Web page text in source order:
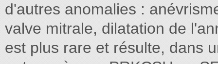
d'autres anomalies :
valve mitrale, dilatation de
est plus rare et résulte, dans